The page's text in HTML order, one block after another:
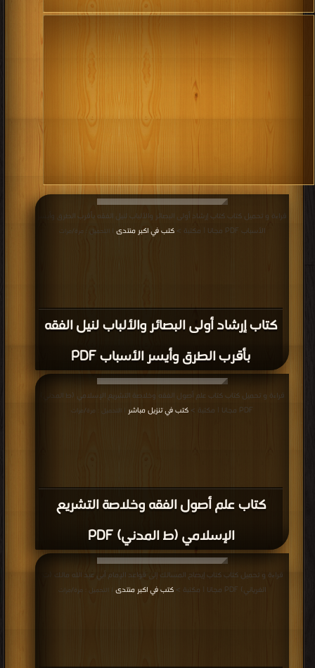
كتاب إرشاد أولى البصائر والألباب لنيل الفقه
بأقرب الطرق وأيسر الأسباب PDF
قراءة و تحميل كتاب كتاب إرشاد أولى البصائر والألباب لنيل الفقه بأقرب الطرق وأيسر
الأسباب PDF مجانا | مكتبة >
كتب في اكبر منتدى | التحميل : مرة/مرات
كتاب علم أصول الفقه وخلاصة التشريع
الإسلامي (ط المدني) PDF
قراءة و تحميل كتاب كتاب علم أصول الفقه وخلاصة التشريع الإسلامي (ط المدني)
PDF مجانا | مكتبة >
كتب في تنزيل مباشر | التحميل : مرة/مرات
قراءة و تحميل كتاب كتاب إيضاح المسالك إلى قواعد الإمام أبي عبد الله مالك (ت:
الغرياني) PDF مجانا | مكتبة >
كتب في اكبر منتدى | التحميل : مرة/مرات